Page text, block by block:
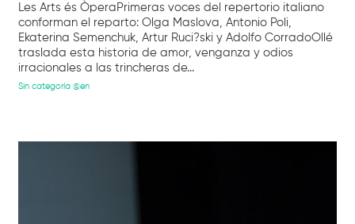
Les Arts és ÒperaPrimeras voces del repertorio italiano
conforman el reparto: Olga Maslova, Antonio Poli,
Ekaterina Semenchuk, Artur Ruci?ski y Adolfo CorradoOllé
traslada esta historia de amor, venganza y odios
irracionales a las trincheras de...
Sin categoría @en